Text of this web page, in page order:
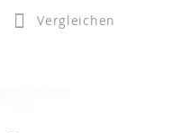
Vergleichen